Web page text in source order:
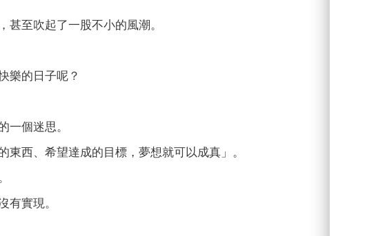
至吹起了一股不小的風潮。
樂的日子呢？
一個迷思。
西、希望達成的目標，夢想就可以成真」。
有實現。